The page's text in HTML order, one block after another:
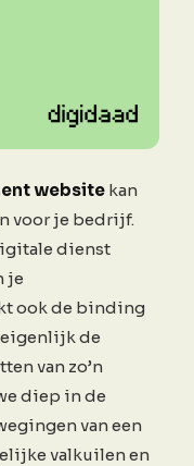
website kan
voor je bedrijf.
dienst
je
ook de binding
eigenlijk de
van zo’n
diep in de
van een
valkuilen en